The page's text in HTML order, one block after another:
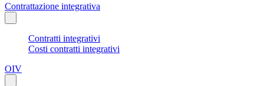
Contrattazione integrativa
Contratti integrativi
Costi contratti integrativi
OIV